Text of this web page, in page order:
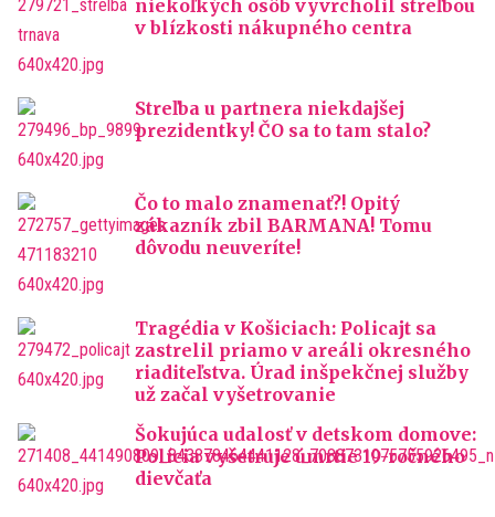
niekoľkých osôb vyvrcholil streľbou
v blízkosti nákupného centra
Streľba u partnera niekdajšej
prezidentky! ČO sa to tam stalo?
Čo to malo znamenať?! Opitý
zákazník zbil BARMANA! Tomu
dôvodu neuveríte!
Tragédia v Košiciach: Policajt sa
zastrelil priamo v areáli okresného
riaditeľstva. Úrad inšpekčnej služby
už začal vyšetrovanie
Šokujúca udalosť v detskom domove:
Polícia vyšetruje úmrtie 19-ročného
dievčaťa